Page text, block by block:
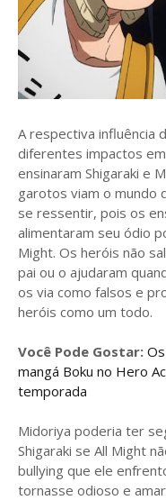
A respectiva influência
diferentes impactos
ensinaram Shigaraki e
garotos viam o mundo
se ressentir, pois os
alimentaram seu ódio
Might. Os heróis não
pai ou o ajudaram
os via como falsos e
heróis como um todo.
Você Pode Gostar:
mangá Boku no Hero
temporada
Midoriya poderia ter
Shigaraki se All Might
bullying que ele
tornasse odioso e